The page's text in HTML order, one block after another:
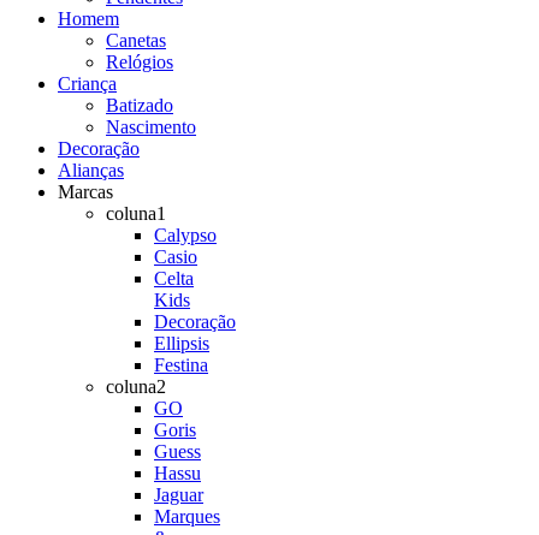
Homem
Canetas
Relógios
Criança
Batizado
Nascimento
Decoração
Alianças
Marcas
coluna1
Calypso
Casio
Celta
Kids
Decoração
Ellipsis
Festina
coluna2
GO
Goris
Guess
Hassu
Jaguar
Marques